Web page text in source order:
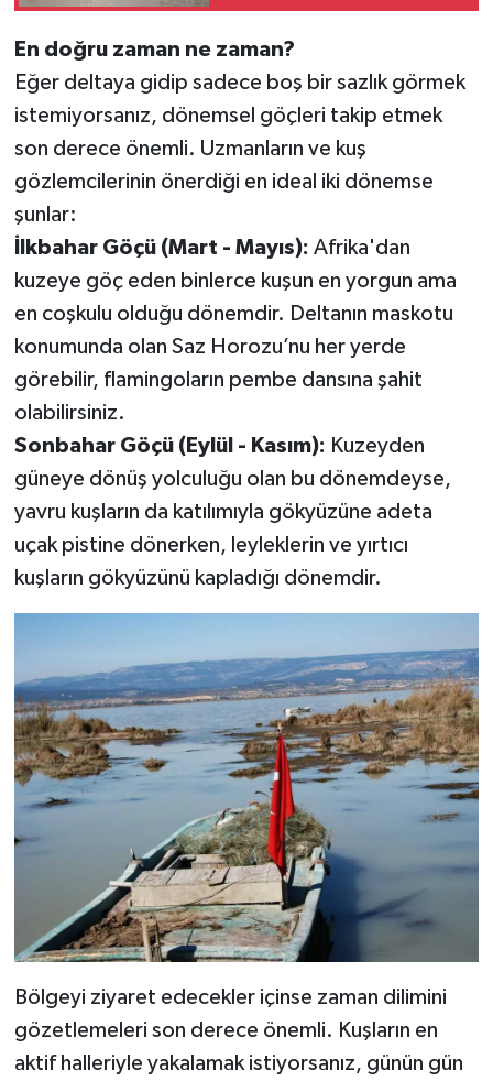
En doğru zaman ne zaman?
Eğer deltaya gidip sadece boş bir sazlık görmek
istemiyorsanız, dönemsel göçleri takip etmek
son derece önemli. Uzmanların ve kuş
gözlemcilerinin önerdiği en ideal iki dönemse
şunlar:
İlkbahar Göçü (Mart - Mayıs): Afrika'dan
kuzeye göç eden binlerce kuşun en yorgun ama
en coşkulu olduğu dönemdir. Deltanın maskotu
konumunda olan Saz Horozu’nu her yerde
görebilir, flamingoların pembe dansına şahit
olabilirsiniz.
Sonbahar Göçü (Eylül - Kasım): Kuzeyden
güneye dönüş yolculuğu olan bu dönemdeyse,
yavru kuşların da katılımıyla gökyüzüne adeta
uçak pistine dönerken, leyleklerin ve yırtıcı
kuşların gökyüzünü kapladığı dönemdir.
Bölgeyi ziyaret edecekler içinse zaman dilimini
gözetlemeleri son derece önemli. Kuşların en
aktif halleriyle yakalamak istiyorsanız, günün gün